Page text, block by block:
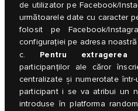
de utilizator pe Facebook/
următoarele date cu caracter
folosit pe Facebook/
configurației pe adresa noastră
c. Pentru extragerea
participanților ale căror
centralizate și numerotate
participant i se va atribui un
introduse în platforma